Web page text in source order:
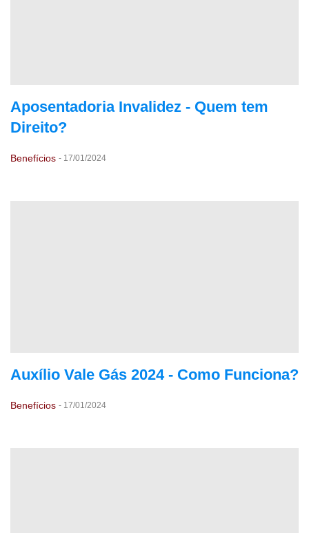
Aposentadoria Invalidez - Quem tem
Direito?
Benefícios - 17/01/2024
Auxílio Vale Gás 2024 - Como Funciona?
Benefícios - 17/01/2024